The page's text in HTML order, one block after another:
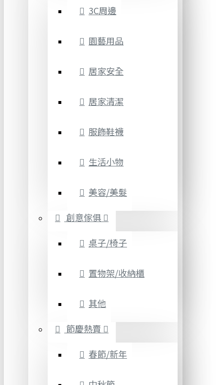
3C周邊
園藝用品
居家安全
居家清潔
服飾鞋襪
生活小物
美容/美髮
創意傢俱
桌子/椅子
置物架/收納櫃
其他
節慶熱賣
春節/新年